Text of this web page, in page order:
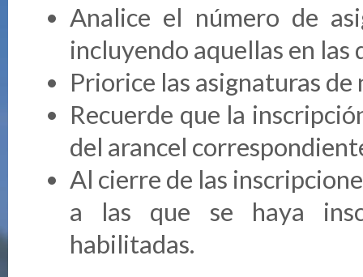
Analice el número de
incluyendo aquellas en las
Priorice las asignaturas
Recuerde que la
del arancel
Al cierre de las
a las que se haya
habilitadas.